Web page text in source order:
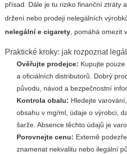
přísad. Dále je tu riziko finanční ztráty
držení nebo prodeji nelegálních
nelegální e cigarety, pomáhá omezit
Praktické kroky: jak rozpoznat
Ověřujte prodejce: Kupujte
a oficiálních distributorů. Dobrý
původu, návod a bezpečnostní
Kontrola obalu: Hledejte
obsahu v mg/ml, údaje o výrobci,
šarže. Absence těchto údajů je
Porovnejte cenu: Externě
znamenat nekvalitu nebo ilegální